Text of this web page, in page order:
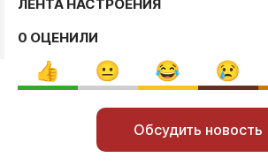
ЛЕНТА НАСТРОЕНИЯ
0 ОЦЕНИЛИ
Обсудить новость